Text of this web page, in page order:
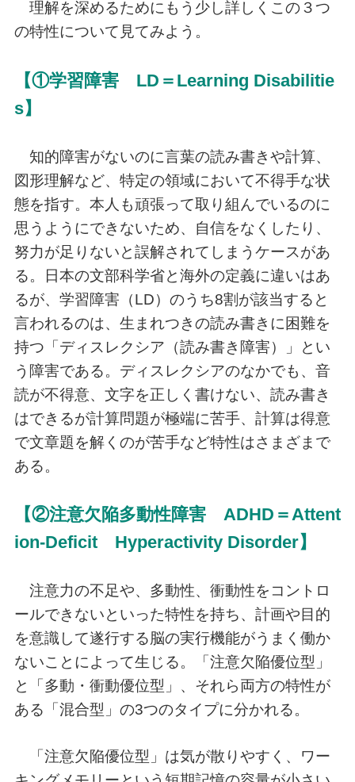
理解を深めるためにもう少し詳しくこの３つ
の特性について見てみよう。
【①学習障害 LD＝Learning Disabilitie
s】
知的障害がないのに言葉の読み書きや計算、
図形理解など、特定の領域において不得手な状
態を指す。本人も頑張って取り組んでいるのに
思うようにできないため、自信をなくしたり、
努力が足りないと誤解されてしまうケースがあ
る。日本の文部科学省と海外の定義に違いはあ
るが、学習障害（LD）のうち8割が該当すると
言われるのは、生まれつきの読み書きに困難を
持つ「ディスレクシア（読み書き障害）」とい
う障害である。ディスレクシアのなかでも、音
読が不得意、文字を正しく書けない、読み書き
はできるが計算問題が極端に苦手、計算は得意
で文章題を解くのが苦手など特性はさまざまで
ある。
【②注意欠陥多動性障害 ADHD＝Attent
ion-Deficit Hyperactivity Disorder】
注意力の不足や、多動性、衝動性をコントロ
ールできないといった特性を持ち、計画や目的
を意識して遂行する脳の実行機能がうまく働か
ないことによって生じる。「注意欠陥優位型」
と「多動・衝動優位型」、それら両方の特性が
ある「混合型」の3つのタイプに分かれる。
「注意欠陥優位型」は気が散りやすく、ワー